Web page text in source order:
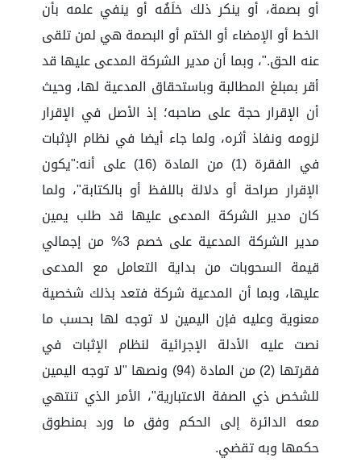
أو بصمة، أو ينكر ذلك خلَفُه أو ينفي علمه بأن
الخط أو الإمضاء أو الختم أو البصمة هي لمن تلقى
عنه الحق."، وبما أن مدير الشركة المدعى عليها قد
أقر بمبلغ المطالبة وباستحقاق المدعية لها، وحيث
أن الإقرار حجة على صاحبه؛ إذ الأصل في الإقرار
لزومه ونفاذ أثره، ولما جاء أيضا في نظام الإثبات
في الفقرة (1) من المادة (16) على أنه:"يكون
الإقرار صراحة أو دلالة باللفظ أو بالكتابة"، ولما
كان مدير الشركة المدعى عليها قد طلب يمين
مدير الشركة المدعية على خصم 3% من إجمالي
قيمة السحوبات من بداية التعامل مع المدعى
عليها، وبما أن المدعية شركة فتعد بذلك شخصية
معنوية وعليه فإن اليمين لا توجه لها بحسب ما
نصت عليه الأدلة الإجرائية لنظام الإثبات في
فقرتها (2) من المادة (94) ونصها "لا توجه اليمين
للشخص ذي الصفة الاعتبارية"، الأمر الذي تنتهي
معه الدائرة إلى الحكم وفق ما ورد بمنطوق
حكمها وبه تقضي.